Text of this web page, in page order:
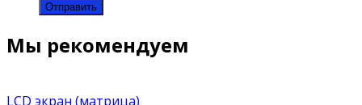
Мы рекомендуем
LCD экран (матрица)